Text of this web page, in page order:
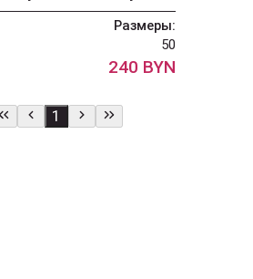
Размеры:
50
240 BYN
1